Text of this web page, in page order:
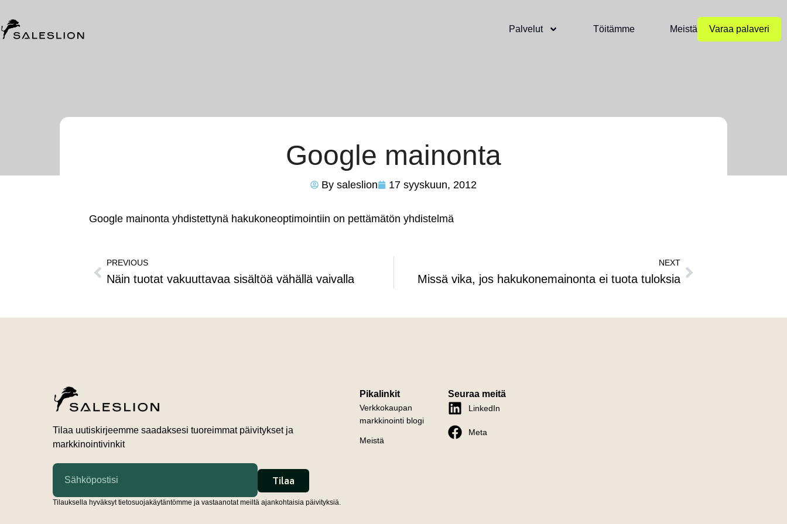
Varaa palaveri
Palvelut Töitämme Meistä
Google mainonta
By saleslion 17 syyskuun, 2012
Google mainonta yhdistettynä hakukoneoptimointiin on pettämätön yhdistelmä
PREVIOUS
Näin tuotat vakuuttavaa sisältöä vähällä vaivalla
NEXT
Missä vika, jos hakukonemainonta ei tuota tuloksia
Tilaa uutiskirjeemme saadaksesi tuoreimmat päivitykset ja
markkinointivinkit
Tilauksella hyväksyt tietosuojakäytäntömme ja vastaanotat meiltä ajankohtaisia päivityksiä.
Pikalinkit
Verkkokaupan
markkinointi blogi
Meistä
Seuraa meitä
LinkedIn
Meta